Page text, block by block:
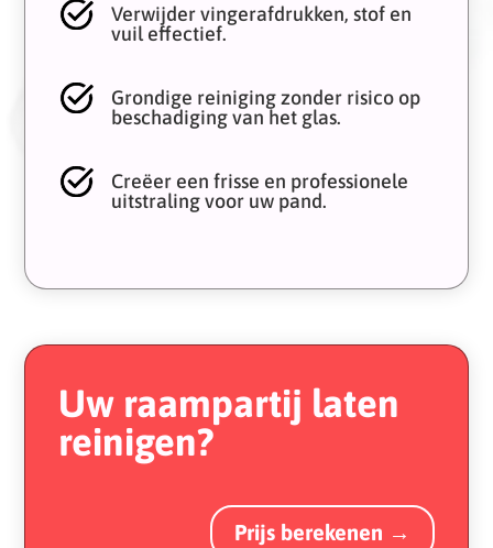
Verwijder vingerafdrukken, stof en
vuil effectief.
Grondige reiniging zonder risico op
beschadiging van het glas.
Creëer een frisse en professionele
uitstraling voor uw pand.
Uw raampartij laten
reinigen?
Prijs berekenen →